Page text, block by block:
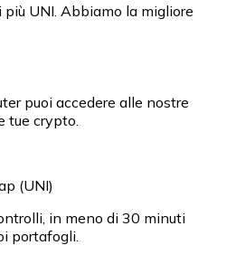
UNI. Abbiamo la migliore
puoi accedere alle nostre
tue crypto.
(UNI)
in meno di 30 minuti
portafogli.